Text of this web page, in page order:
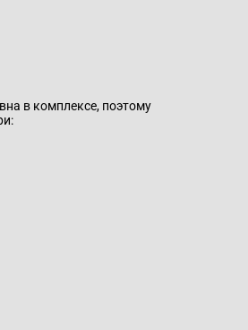
в комплексе, поэтому